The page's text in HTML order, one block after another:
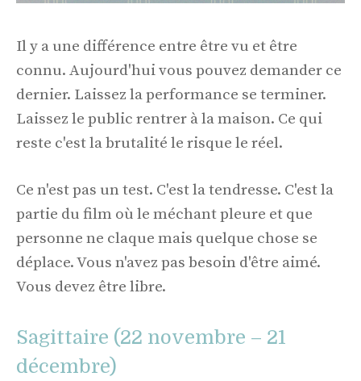
Il y a une différence entre être vu et être
connu. Aujourd'hui vous pouvez demander ce
dernier. Laissez la performance se terminer.
Laissez le public rentrer à la maison. Ce qui
reste c'est la brutalité le risque le réel.
Ce n'est pas un test. C'est la tendresse. C'est la
partie du film où le méchant pleure et que
personne ne claque mais quelque chose se
déplace. Vous n'avez pas besoin d'être aimé.
Vous devez être libre.
Sagittaire (22 novembre – 21
décembre)